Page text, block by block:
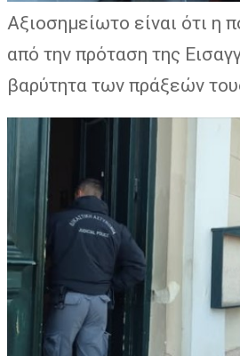
Αξιοσημείωτο είναι ότι η
από την πρόταση της
βαρύτητα των πράξεών